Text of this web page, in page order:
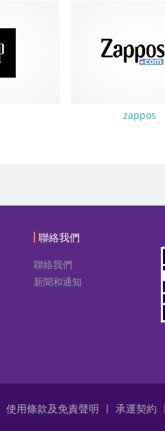
zappos
聯絡我們
聯絡我們
新聞和通知
使用條款及免責聲明 承運契約